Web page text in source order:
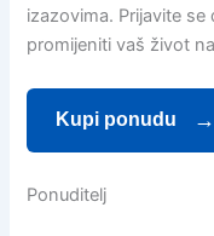
izazovima. Prijavite
promijeniti vaš život
Kupi ponudu
Ponuditelj